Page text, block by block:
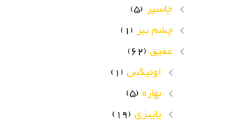
جاسپر (5)
چشم ببر (1)
عقیق (62)
اونیکس (1)
بهاره (5)
پاییزی (19)